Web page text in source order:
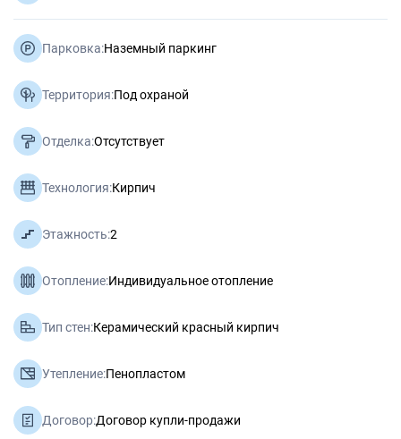
Парковка:Наземный паркинг
Территория:Под охраной
Отделка:Отсутствует
Технология:Кирпич
Этажность:2
Отопление:Индивидуальное отопление
Тип стен:Керамический красный кирпич
Утепление:Пенопластом
Договор:Договор купли-продажи